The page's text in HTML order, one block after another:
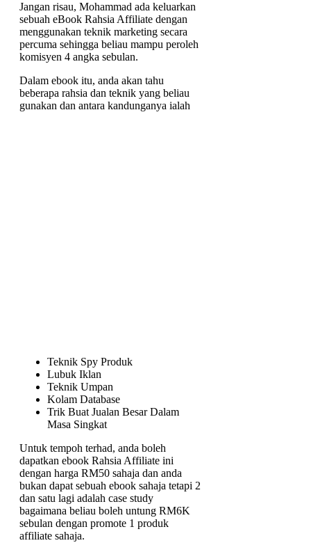
Jangan risau, Mohammad ada keluarkan
sebuah eBook Rahsia Affiliate dengan
menggunakan teknik marketing secara
percuma sehingga beliau mampu peroleh
komisyen 4 angka sebulan.
Dalam ebook itu, anda akan tahu
beberapa rahsia dan teknik yang beliau
gunakan dan antara kandunganya ialah
Teknik Spy Produk
Lubuk Iklan
Teknik Umpan
Kolam Database
Trik Buat Jualan Besar Dalam
Masa Singkat
Untuk tempoh terhad, anda boleh
dapatkan ebook Rahsia Affiliate ini
dengan harga RM50 sahaja dan anda
bukan dapat sebuah ebook sahaja tetapi 2
dan satu lagi adalah case study
bagaimana beliau boleh untung RM6K
sebulan dengan promote 1 produk
affiliate sahaja.